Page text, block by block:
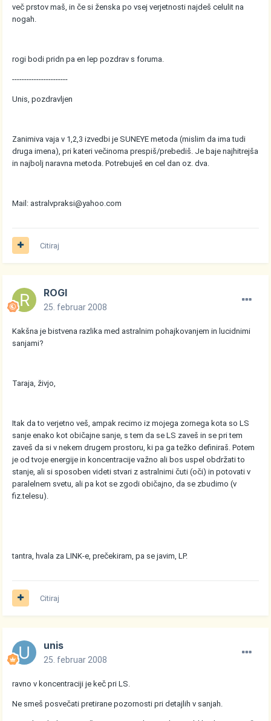
več prstov maš, in če si ženska po vsej verjetnosti najdeš celulit na
nogah.
rogi bodi pridn pa en lep pozdrav s foruma.
-----------------------
Unis, pozdravljen
Zanimiva vaja v 1,2,3 izvedbi je SUNEYE metoda (mislim da ima tudi
druga imena), pri kateri večinoma prespiš/prebediš. Je baje najhitrejša
in najbolj naravna metoda. Potrebuješ en cel dan oz. dva.
Mail: astralvpraksi@yahoo.com
Citiraj
ROGI
25. februar 2008
Kakšna je bistvena razlika med astralnim pohajkovanjem in lucidnimi
sanjami?
Taraja, živjo,
Itak da to verjetno veš, ampak recimo iz mojega zornega kota so LS
sanje enako kot običajne sanje, s tem da se LS zaveš in se pri tem
zaveš da si v nekem drugem prostoru, ki pa ga težko definiraš. Potem
je od tvoje energije in koncentracije važno ali bos uspel obdržati to
stanje, ali si sposoben videti stvari z astralnimi čuti (oči) in potovati v
paralelnem svetu, ali pa kot se zgodi običajno, da se zbudimo (v
fiz.telesu).
tantra, hvala za LINK-e, prečekiram, pa se javim, LP.
Citiraj
unis
25. februar 2008
ravno v koncentraciji je keč pri LS.
Ne smeš posvečati pretirane pozornosti pri detajlih v sanjah.